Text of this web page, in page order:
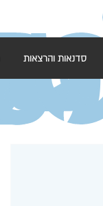
סדנאות והרצאות